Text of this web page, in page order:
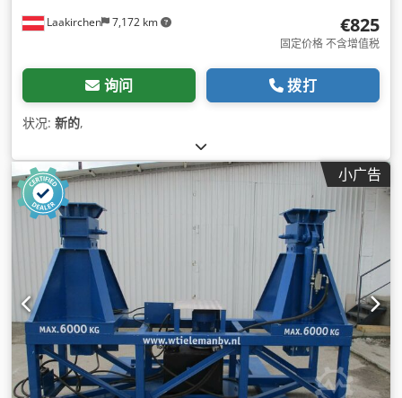
Laakirchen 7,172 km €825
固定价格 不含增值税
询问 拨打
状况: 新的,
小广告